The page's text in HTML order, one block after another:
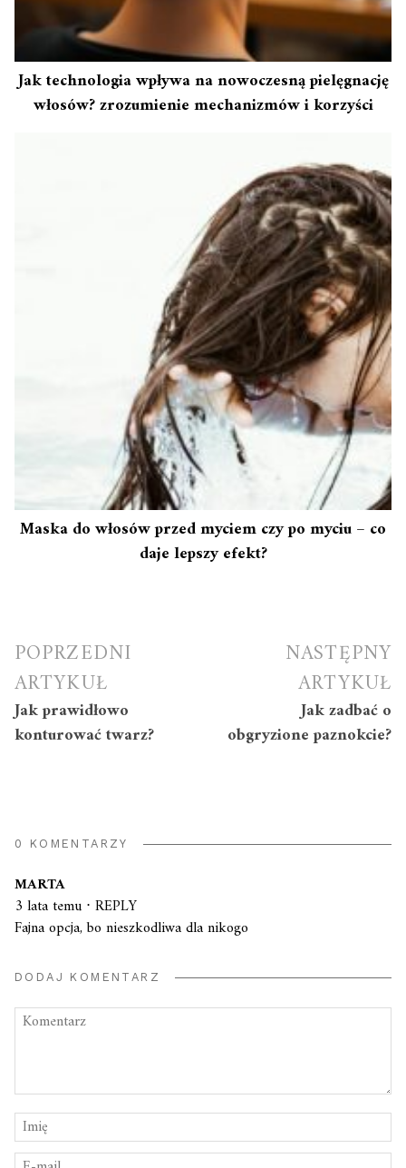
Jak technologia wpływa na nowoczesną pielęgnację
włosów? zrozumienie mechanizmów i korzyści
Maska do włosów przed myciem czy po myciu – co
daje lepszy efekt?
Nawigacja
wpisu
POPRZEDNI
ARTYKUŁ
Jak prawidłowo
konturować twarz?
NASTĘPNY
ARTYKUŁ
Jak zadbać o
obgryzione paznokcie?
0 KOMENTARZY
MARTA
3 lata temu ⋅ REPLY
Fajna opcja, bo nieszkodliwa dla nikogo
DODAJ KOMENTARZ